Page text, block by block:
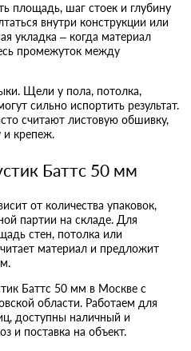
площадь, шаг стоек и глубину
внутри конструкции или
укладка – когда материал
промежуток между
Щели у пола, потолка,
сильно испортить результат.
считают листовую обшивку,
и крепеж.
Баттс 50 мм
от количества упаковок,
партии на складе. Для
стен, потолка или
материал и предложит
Баттс 50 мм в Москве с
области. Работаем для
доступны наличный и
и поставка на объект.